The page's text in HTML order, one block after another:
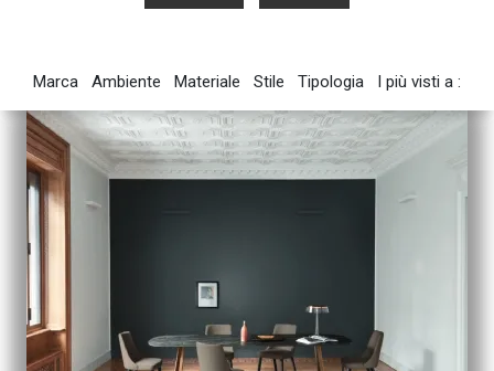
Marca Ambiente Materiale Stile Tipologia I più visti a :